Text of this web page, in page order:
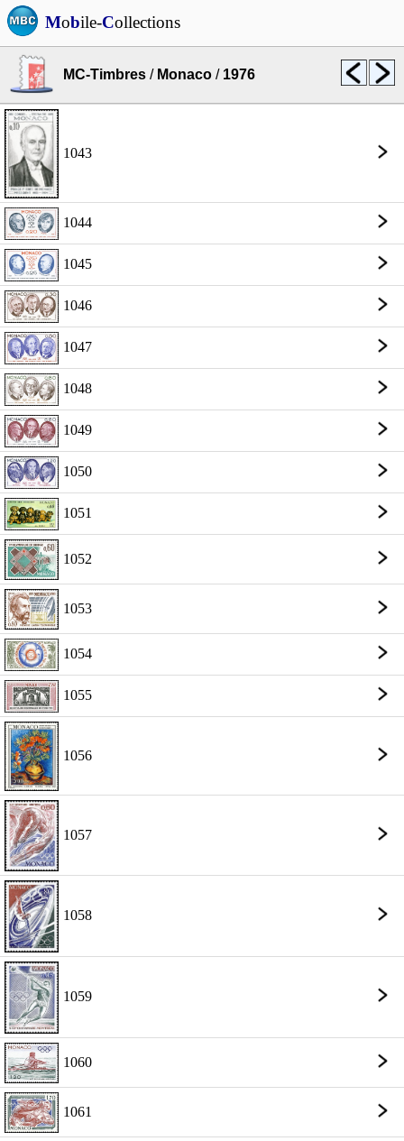
Mobile-Collections
MC-Timbres / Monaco / 1976
1043
1044
1045
1046
1047
1048
1049
1050
1051
1052
1053
1054
1055
1056
1057
1058
1059
1060
1061